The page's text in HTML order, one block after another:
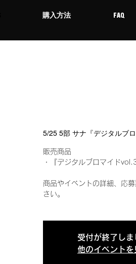
購入方法 FAQ
5/25 5部 サナ『デジタルブ
販売商品
・『デジタルブロマイド
商品やイベントの詳細、応
さい。
受付が終了しま
他のイベントを